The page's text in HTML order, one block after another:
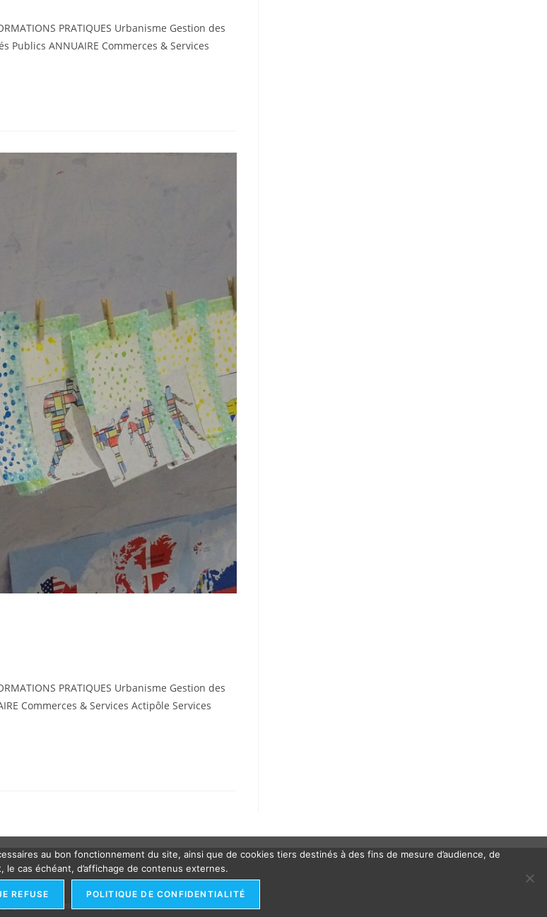
PRATIQUES Urbanisme Gestion des
ANNUAIRE Commerces & Services
PRATIQUES Urbanisme Gestion des
Commerces & Services Actipôle Services
au bon fonctionnement du site, ainsi que de cookies tiers destinés à des fins de mesure d’audience, de
le cas échéant, d’affichage de contenus externes.
REFUSE POLITIQUE DE CONFIDENTIALITÉ